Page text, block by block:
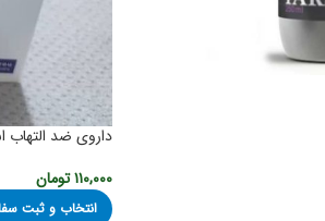
داروی ضد
۱۱۰,۰۰۰تومان
انتخاب و ثبت